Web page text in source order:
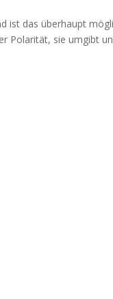
ist das überhaupt
Polarität, sie umgibt